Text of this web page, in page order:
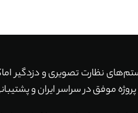
سیستم‌های نظارت تصویری و